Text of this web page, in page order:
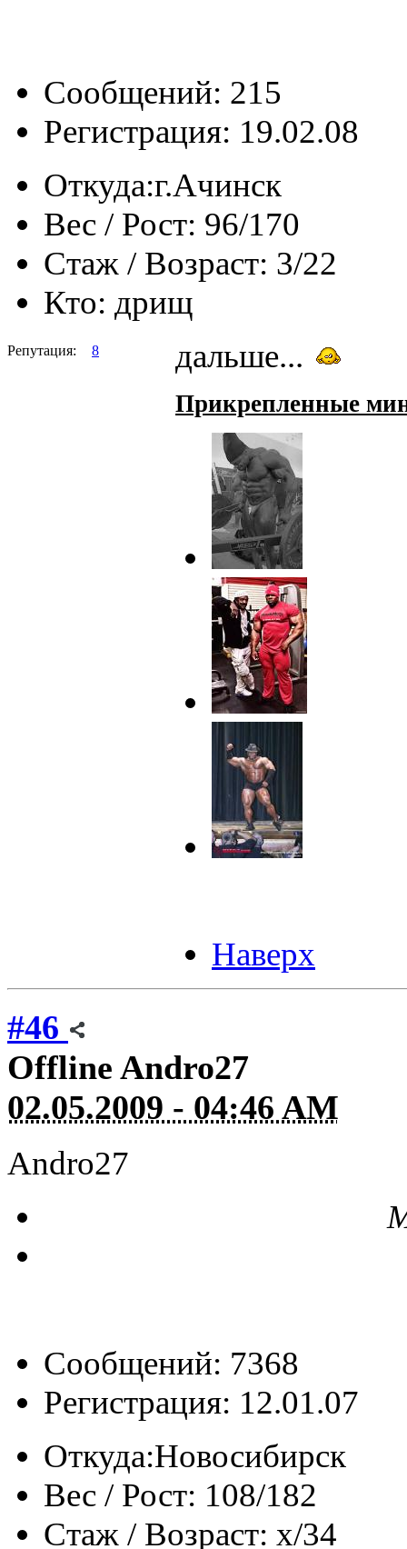
Сообщений: 215
Регистрация: 19.02.08
Откуда:г.Ачинск
Вес / Рост: 96/170
Стаж / Возраст: 3/22
Кто: дрищ
Репутация: 8 дальше...
Прикрепленные
Наверх
#46
Offline Andro27
02.05.2009 - 04:46 AM
Andro27
Сообщений: 7368
Регистрация: 12.01.07
Откуда:Новосибирск
Вес / Рост: 108/182
Стаж / Возраст: x/34